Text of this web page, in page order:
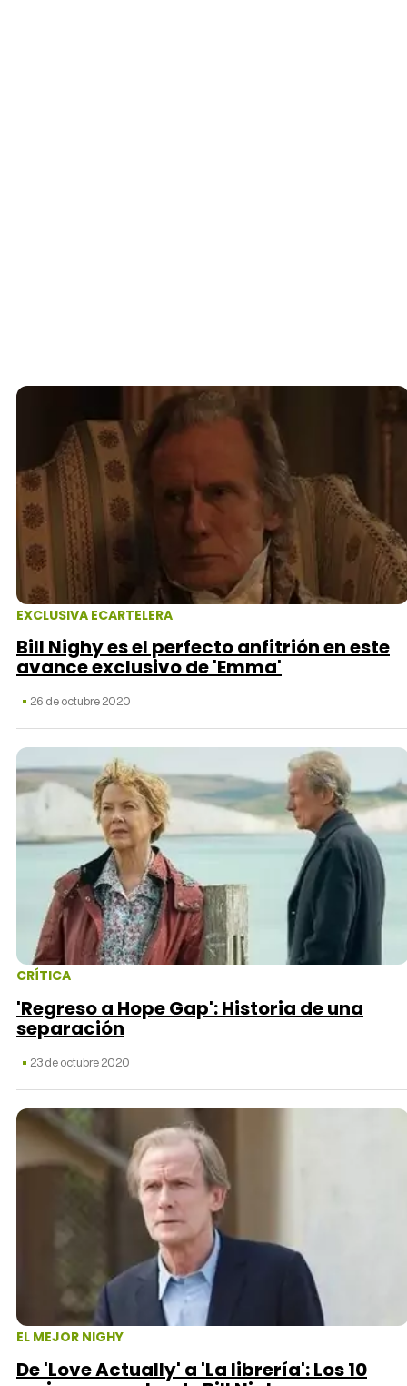
EXCLUSIVA ECARTELERA
Bill Nighy es el perfecto anfitrión en este
avance exclusivo de 'Emma'
26 de octubre 2020
CRÍTICA
'Regreso a Hope Gap': Historia de una
separación
23 de octubre 2020
EL MEJOR NIGHY
De 'Love Actually' a 'La librería': Los 10